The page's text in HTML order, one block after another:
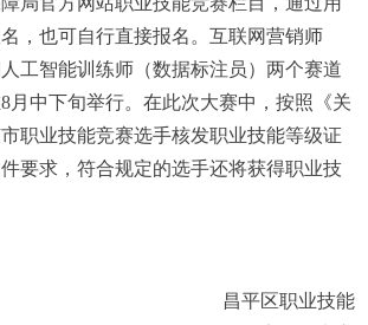
，也可自行直接报名。互联网营销师
人工智能训练师（数据标注员）两个赛道
月中下旬举行。在此次大赛中，按照《关
职业技能竞赛选手核发职业技能等级证
要求，符合规定的选手还将获得职业技
区职业技能